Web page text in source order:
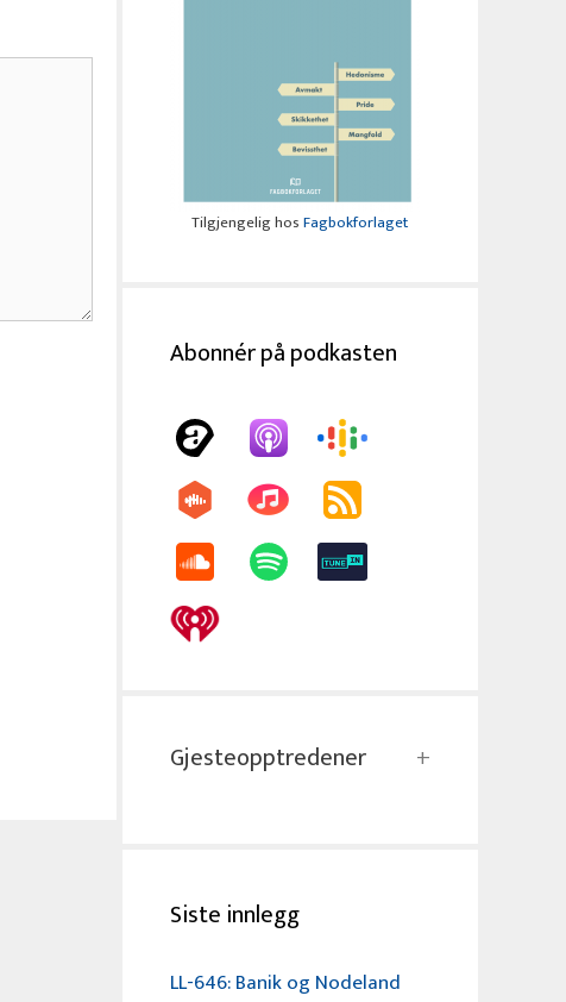
Tilgjengelig hosFagbokforlaget
Abonnér på podkasten
Gjesteopptredener
Siste innlegg
LL-646: Banik og Nodeland